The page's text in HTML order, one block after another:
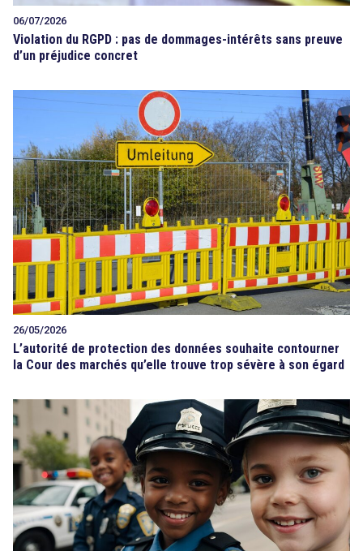
06/07/2026
Violation du RGPD : pas de dommages-intérêts sans preuve
d’un préjudice concret
26/05/2026
L’autorité de protection des données souhaite contourner
la Cour des marchés qu’elle trouve trop sévère à son égard
search